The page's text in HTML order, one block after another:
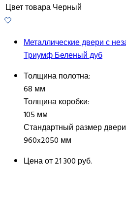
Цвет товараЧерный
Металлические двери с
Триумф Беленый дуб
Толщина полотна:
68 мм
Толщина коробки:
105 мм
Стандартный размер
960x2050 мм
Цена от21 300 руб.